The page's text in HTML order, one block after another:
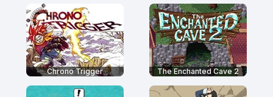
Chrono Trigger The Enchanted Cave 2